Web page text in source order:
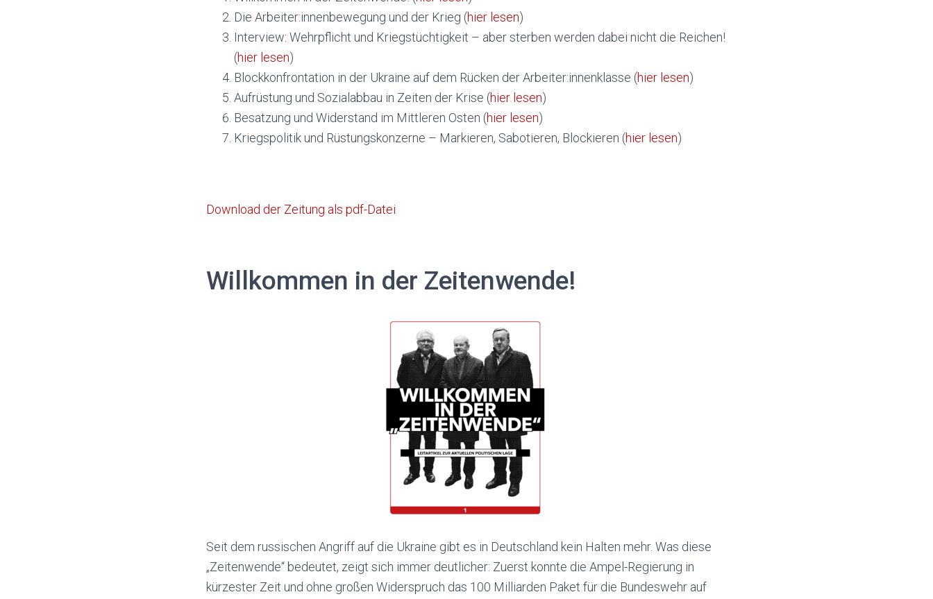
Die Arbeiter:innenbewegung und der Krieg (hier lesen)
Interview: Wehrpflicht und Kriegstüchtigkeit – aber sterben werden dabei nicht die Reichen!
(hier lesen)
Blockkonfrontation in der Ukraine auf dem Rücken der Arbeiter:innenklasse (hier lesen)
Aufrüstung und Sozialabbau in Zeiten der Krise (hier lesen)
Besatzung und Widerstand im Mittleren Osten (hier lesen)
Kriegspolitik und Rüstungskonzerne – Markieren, Sabotieren, Blockieren (hier lesen)
Download der Zeitung als pdf-Datei
Willkommen in der Zeitenwende!
Seit dem russischen Angriff auf die Ukraine gibt es in Deutschland kein Halten mehr. Was diese
„Zeitenwende“ bedeutet, zeigt sich immer deutlicher: Zuerst konnte die Ampel-Regierung in
kürzester Zeit und ohne großen Widerspruch das 100 Milliarden Paket für die Bundeswehr auf